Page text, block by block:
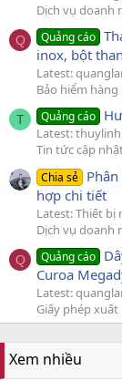
Dịch vụ doanh
Q Quảng cáo
inox, bột
Latest:
Bảo hiểm hàng
T Quảng cáo
Latest:
Tin tức cập
Chia sẻ
hợp chi tiết
Latest: Thiết bị
Dịch vụ doanh
Q Quảng cáo
Curoa
Latest:
Giấy phép
Xem nhiều